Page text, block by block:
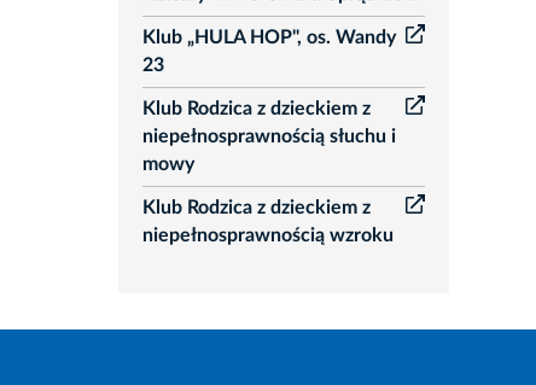
Klub „HULA HOP", os. Wandy
23
Klub Rodzica z dzieckiem z
niepełnosprawnością słuchu i
mowy
Klub Rodzica z dzieckiem z
niepełnosprawnością wzroku